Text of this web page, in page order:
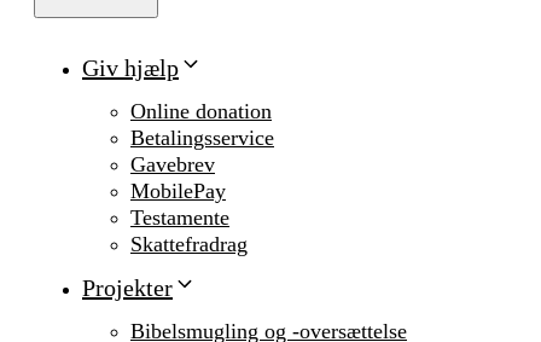
Giv hjælp
Online donation
Betalingsservice
Gavebrev
MobilePay
Testamente
Skattefradrag
Projekter
Bibelsmugling og -oversættelse